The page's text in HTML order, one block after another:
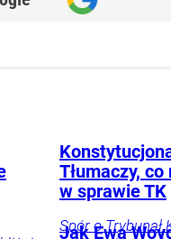
Tłumaczy,
w sprawie TK
Spór o
Jak Ewa